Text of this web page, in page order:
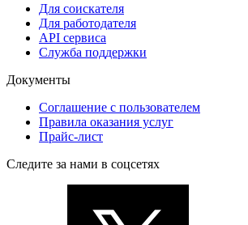
Для соискателя
Для работодателя
API сервиса
Служба поддержки
Документы
Соглашение с пользователем
Правила оказания услуг
Прайс-лист
Следите за нами в соцсетях